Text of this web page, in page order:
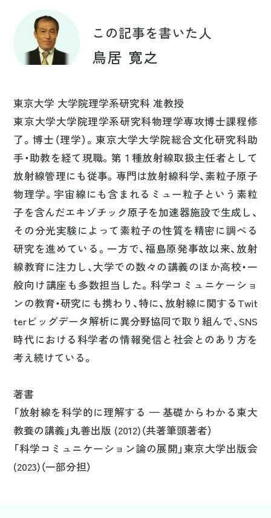
この記事を書いた人
鳥居 寛之
東京大学 大学院理学系研究科 准教授
東京大学大学院理学系研究科物理学専攻博士課程修
了。博士（理学）。東京大学大学院総合文化研究科助
手・助教を経て現職。第１種放射線取扱主任者として
放射線管理にも従事。専門は放射線科学、素粒子原子
物理学。宇宙線にも含まれるミュー粒子という素粒
子を含んだエキゾチック原子を加速器施設で生成し、
その分光実験によって素粒子の性質を精密に調べる
研究を進めている。一方で、福島原発事故以来、放射
線教育に注力し、大学での数々の講義のほか高校・一
般向け講座も多数担当した。科学コミュニケーショ
ンの教育・研究にも携わり、特に、放射線に関するTwit
terビッグデータ解析に異分野協同で取り組んで、SNS
時代における科学者の情報発信と社会とのあり方を
考え続けている。
著書
「放射線を科学的に理解する — 基礎からわかる東大
教養の講義」丸善出版 (2012)（共著筆頭著者）
「科学コミュニケーション論の展開」東京大学出版会
(2023)（一部分担）